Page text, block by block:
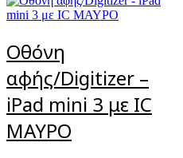
Οθόνη
αφής/Digitizer –
iPad mini 3 με IC
ΜΑΥΡΟ